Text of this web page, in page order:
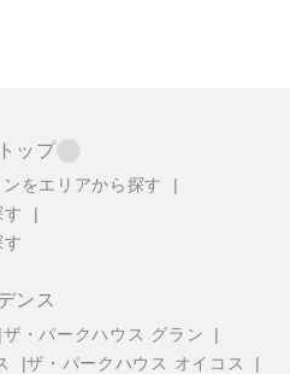
ップ
をエリアから探す
ンス
ザ・パークハウス グラン
ザ・パークハウス オイコス